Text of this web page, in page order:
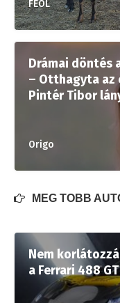
FEOL
Drámai döntés
– Otthagyta az
Pintér Tibor
Origo
MÉG TÖBB
Nem
a Ferrari 488